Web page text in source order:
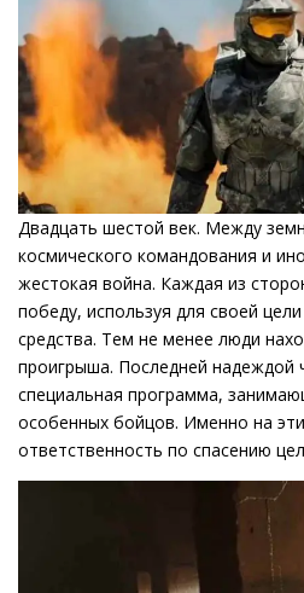
Двадцать шестой век. Между
космического командования и
жестокая война. Каждая из
победу, используя для своей
средства. Тем не менее люди
проигрыша. Последней надеждой
специальная программа,
особенных бойцов. Именно на
ответственность по спасению